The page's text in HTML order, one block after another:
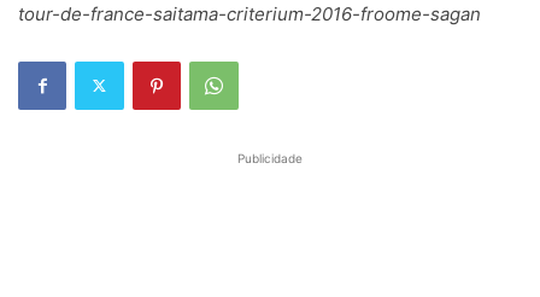
tour-de-france-saitama-criterium-2016-froome-sagan
Publicidade